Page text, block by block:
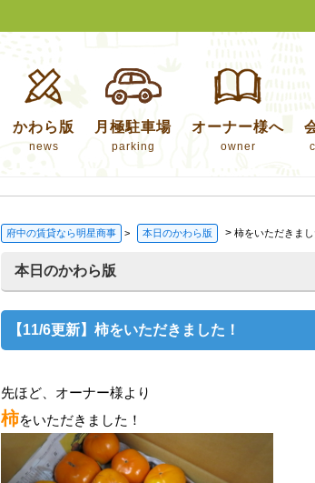
かわら版
news
月極駐車場
parking
オーナー様へ
owner
府中の賃貸なら明星商事 > 本日のかわら版 > 柿をいただきまし
本日のかわら版
【11/6更新】柿をいただきました！
先ほど、オーナー様より
柿をいただきました！